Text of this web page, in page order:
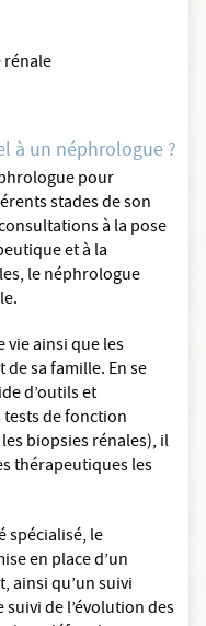
à un néphrologue ?
pour
stades de son
à la pose
et à la
le néphrologue
vie ainsi que les
sa famille. En se
d’outils et
de fonction
biopsies rénales), il
thérapeutiques les
spécialisé, le
en place d’un
ainsi qu’un suivi
de l’évolution des